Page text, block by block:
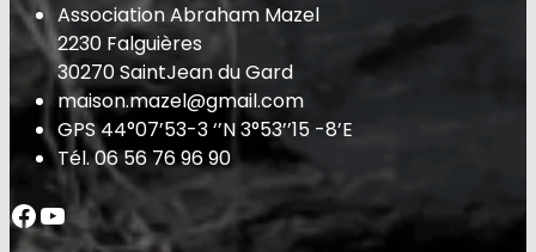
Association Abraham Mazel
2230 Falguières
30270 SaintJean du Gard
maison.mazel@gmail.com
GPS 44°07’53-3 ‘’N 3°53’’15 -8’E
Tél. 06 56 76 96 90
Facebook YouTube